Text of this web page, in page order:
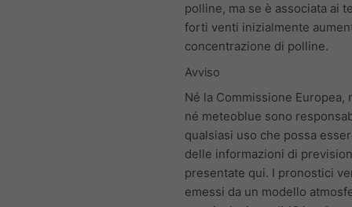
polline, ma se è associata ai
forti venti inizialmente
concentrazione di polline.
Avviso
Né la Commissione Europea,
né meteoblue sono
qualsiasi uso che possa
delle informazioni di
presentate qui. I pronostici
emessi da un modello